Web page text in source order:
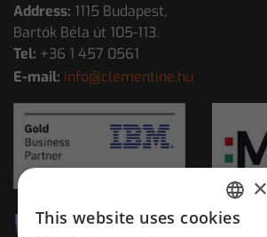
Address: 1115 Budapest,
Bartók Béla út 105-113.
Tel: +36 1 457 0561
E-mail: info@clementine.hu
HUNGARIAN
×
This website uses cookies